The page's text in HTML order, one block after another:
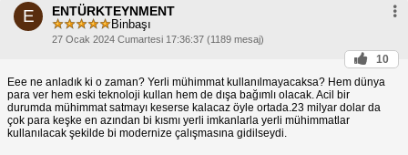
E ENTÜRKTEYNMENT
Binbaşı
27 Ocak 2024 Cumartesi 17:36:37 (1189 mesaj)
10
Eee ne anladık ki o zaman? Yerli mühimmat kullanılmayacaksa? Hem dünya
para ver hem eski teknoloji kullan hem de dışa bağımlı olacak. Acil bir
durumda mühimmat satmayı keserse kalacaz öyle ortada.23 milyar dolar da
çok para keşke en azından bi kısmı yerli imkanlarla yerli mühimmatlar
kullanılacak şekilde bi modernize çalışmasına gidilseydi.